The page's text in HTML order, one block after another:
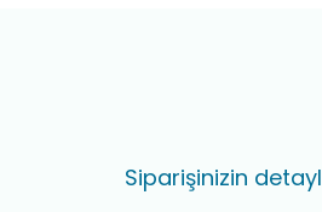
Siparişinizin